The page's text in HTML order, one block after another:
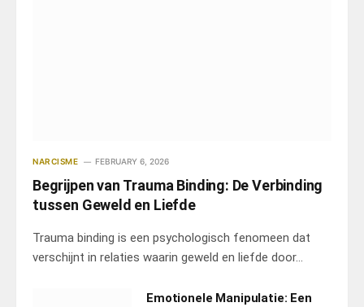
NARCISME FEBRUARY 6, 2026
Begrijpen van Trauma Binding: De Verbinding
tussen Geweld en Liefde
Trauma binding is een psychologisch fenomeen dat
verschijnt in relaties waarin geweld en liefde door…
Emotionele Manipulatie: Een